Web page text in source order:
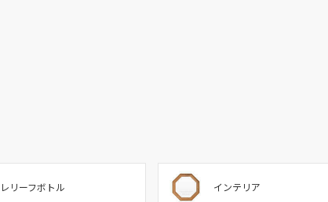
レリーフボトル インテリア